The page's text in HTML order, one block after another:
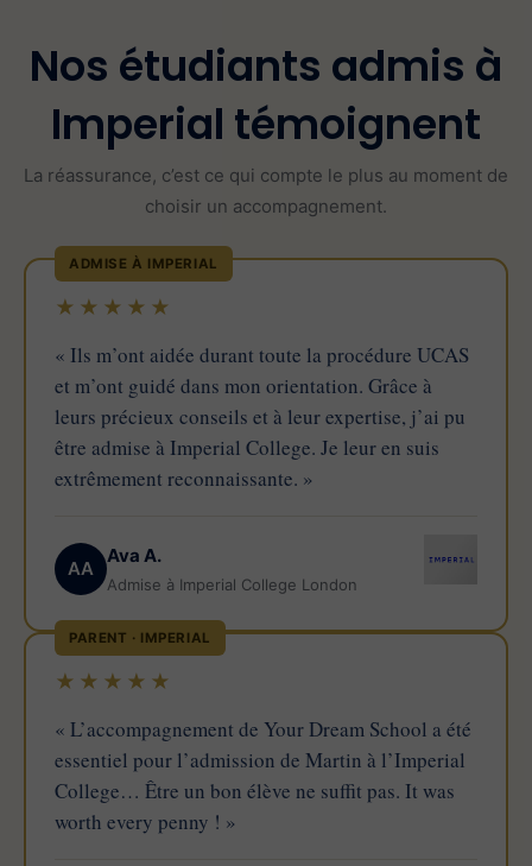
Nos étudiants admis à
Imperial témoignent
La réassurance, c’est ce qui compte le plus au moment de
choisir un accompagnement.
ADMISE À IMPERIAL
★★★★★
« Ils m’ont aidée durant toute la procédure UCAS
et m’ont guidé dans mon orientation. Grâce à
leurs précieux conseils et à leur expertise, j’ai pu
être admise à Imperial College. Je leur en suis
extrêmement reconnaissante. »
AA
Ava A.
Admise à Imperial College London
PARENT · IMPERIAL
★★★★★
« L’accompagnement de Your Dream School a été
essentiel pour l’admission de Martin à l’Imperial
College… Être un bon élève ne suffit pas. It was
worth every penny ! »